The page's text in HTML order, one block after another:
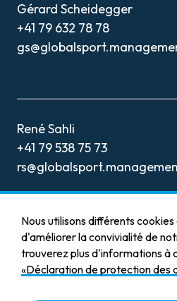
Gérard Scheidegger
+41 79 632 78 78
René Sahli
+41 79 538 75 73
Mentions légales
Nous utilisons différents
d'améliorer la convivialité de
trouverez plus d'informations à
«Déclaration de protection des